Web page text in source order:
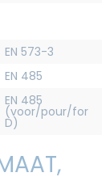
EN 573-3
EN 485
EN 485
(voor/pour/for
D)